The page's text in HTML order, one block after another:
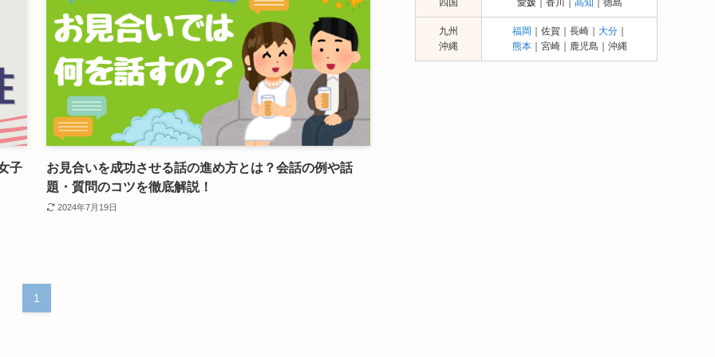
子
お見合いを成功させる話の進め方とは？会話の例や話
題・質問のコツを徹底解説！
2024年7月19日
1
九州
沖縄
福岡 ｜佐賀｜長崎｜ 大分｜
熊本｜宮崎｜鹿児島｜沖縄